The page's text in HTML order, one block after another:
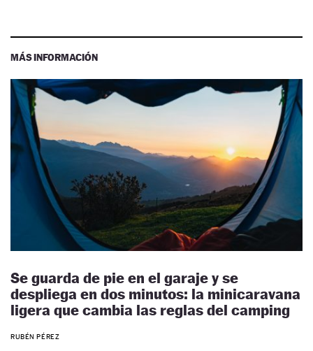
MÁS INFORMACIÓN
Se guarda de pie en el garaje y se
despliega en dos minutos: la minicaravana
ligera que cambia las reglas del camping
RUBÉN PÉREZ